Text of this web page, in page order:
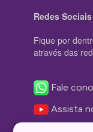
Redes Sociais
Fique por
através das
Fale
Assista